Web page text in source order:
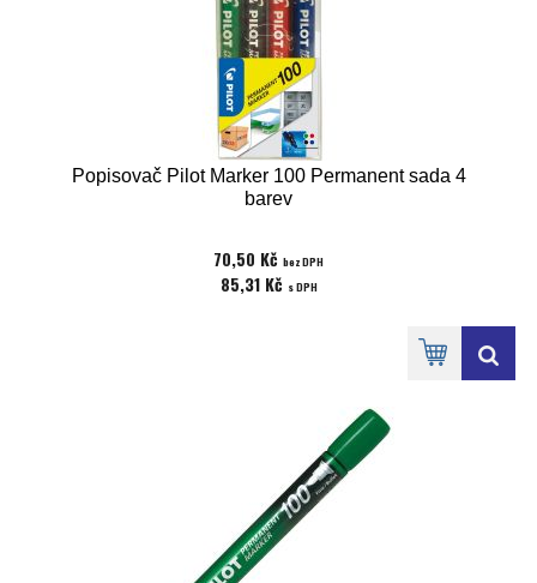
Popisovač Pilot Marker 100 Permanent sada 4
barev
70,50 Kč bez DPH
85,31 Kč s DPH